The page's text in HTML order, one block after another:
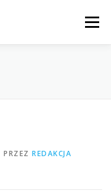
Menu
PRZEZ REDAKCJA